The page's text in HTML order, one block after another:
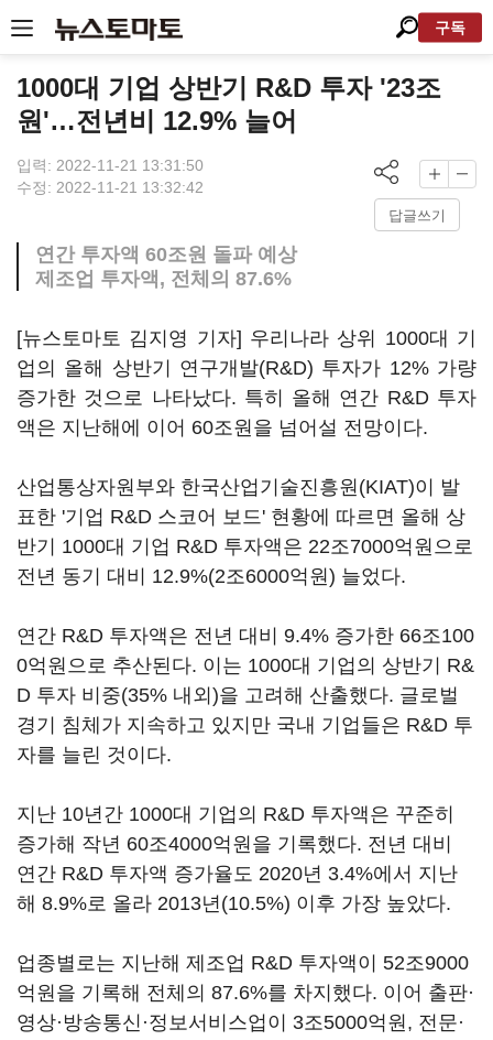
구독
1000대 기업 상반기 R&D 투자 '23조
원'…전년비 12.9% 늘어
입력: 2022-11-21 13:31:50
수정: 2022-11-21 13:32:42
답글쓰기
연간 투자액 60조원 돌파 예상
제조업 투자액, 전체의 87.6%
[뉴스토마토 김지영 기자] 우리나라 상위 1000대 기
업의 올해 상반기 연구개발(R&D) 투자가 12% 가량
증가한 것으로 나타났다. 특히 올해 연간 R&D 투자
액은 지난해에 이어 60조원을 넘어설 전망이다.
산업통상자원부와 한국산업기술진흥원(KIAT)이 발
표한 '기업 R&D 스코어 보드' 현황에 따르면 올해 상
반기 1000대 기업 R&D 투자액은 22조7000억원으로
전년 동기 대비 12.9%(2조6000억원) 늘었다.
연간 R&D 투자액은 전년 대비 9.4% 증가한 66조100
0억원으로 추산된다. 이는 1000대 기업의 상반기 R&
D 투자 비중(35% 내외)을 고려해 산출했다. 글로벌
경기 침체가 지속하고 있지만 국내 기업들은 R&D 투
자를 늘린 것이다.
지난 10년간 1000대 기업의 R&D 투자액은 꾸준히
증가해 작년 60조4000억원을 기록했다. 전년 대비
연간 R&D 투자액 증가율도 2020년 3.4%에서 지난
해 8.9%로 올라 2013년(10.5%) 이후 가장 높았다.
업종별로는 지난해 제조업 R&D 투자액이 52조9000
억원을 기록해 전체의 87.6%를 차지했다. 이어 출판·
영상·방송통신·정보서비스업이 3조5000억원, 전문·